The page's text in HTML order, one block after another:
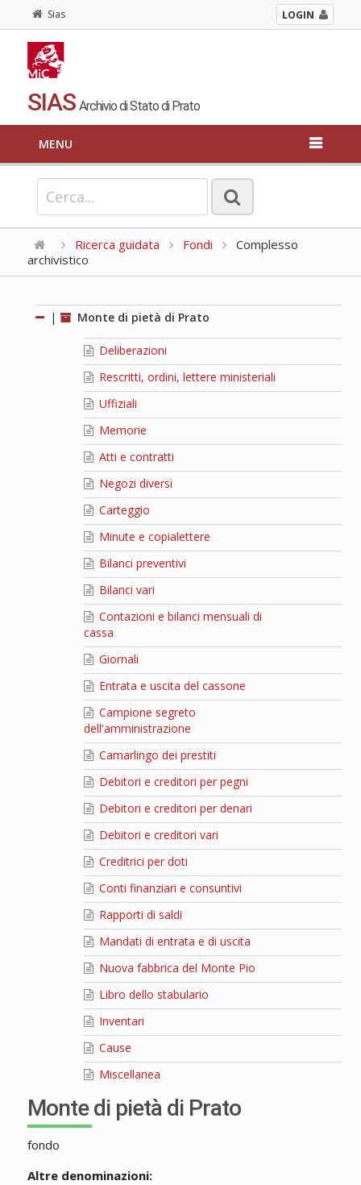
Sias LOGIN
SIAS Archivio di Stato di Prato
MENU
Ricerca guidata Fondi
Complesso
archivistico
| Monte di pietà di Prato
Deliberazioni
Rescritti, ordini, lettere ministeriali
Uffiziali
Memorie
Atti e contratti
Negozi diversi
Carteggio
Minute e copialettere
Bilanci preventivi
Bilanci vari
Contazioni e bilanci mensuali di
cassa
Giornali
Entrata e uscita del cassone
Campione segreto
dell'amministrazione
Camarlingo dei prestiti
Debitori e creditori per pegni
Debitori e creditori per denari
Debitori e creditori vari
Creditrici per doti
Conti finanziari e consuntivi
Rapporti di saldi
Mandati di entrata e di uscita
Nuova fabbrica del Monte Pio
Libro dello stabulario
Inventari
Cause
Miscellanea
Monte di pietà di Prato
fondo
Altre denominazioni: